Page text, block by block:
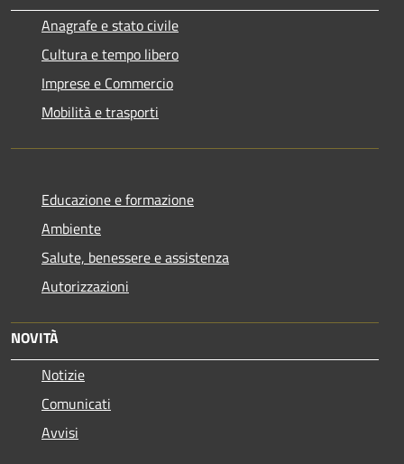
Anagrafe e stato civile
Cultura e tempo libero
Imprese e Commercio
Mobilità e trasporti
Educazione e formazione
Ambiente
Salute, benessere e assistenza
Autorizzazioni
NOVITÀ
Notizie
Comunicati
Avvisi